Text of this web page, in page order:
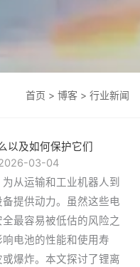
首页 > 博客 > 行业新闻
以及如何保护它们
03-04
从运输和工业机器人到
提供动力。虽然这些电
最容易被低估的风险之
电池的性能和使用寿
爆炸。本文探讨了锂离